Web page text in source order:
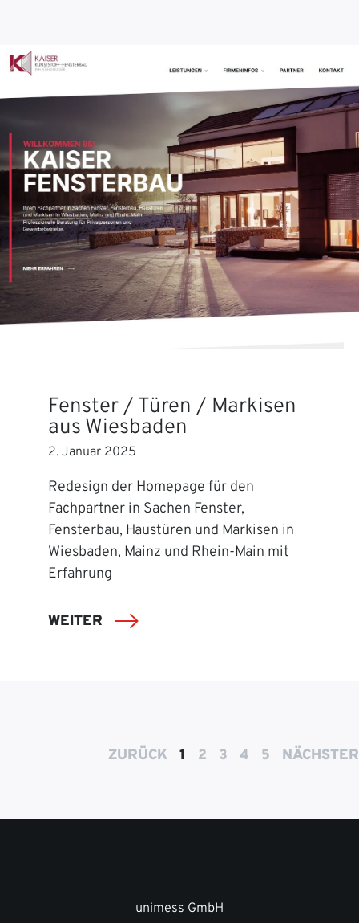
Fenster / Türen / Markisen
aus Wiesbaden
2. Januar 2025
Redesign der Homepage für den
Fachpartner in Sachen Fenster,
Fensterbau, Haustüren und Markisen in
Wiesbaden, Mainz und Rhein-Main mit
Erfahrung
WEITER
ZURÜCK 1 2 3 4 5 NÄCHSTER
unimess GmbH